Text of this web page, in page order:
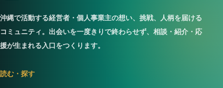
沖縄で活動する経営者・個人事業主の想い、挑戦、人柄を届ける
コミュニティ。出会いを一度きりで終わらせず、相談・紹介・応
援が生まれる入口をつくります。
読む・探す